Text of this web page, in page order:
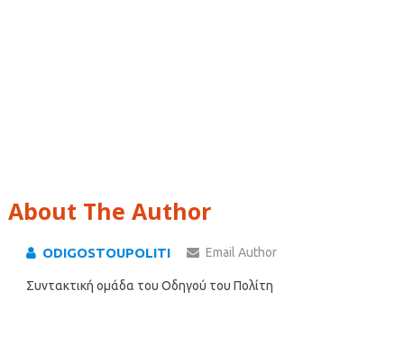
About The Author
ODIGOSTOUPOLITI Email Author
Συντακτική ομάδα του Οδηγού του Πολίτη